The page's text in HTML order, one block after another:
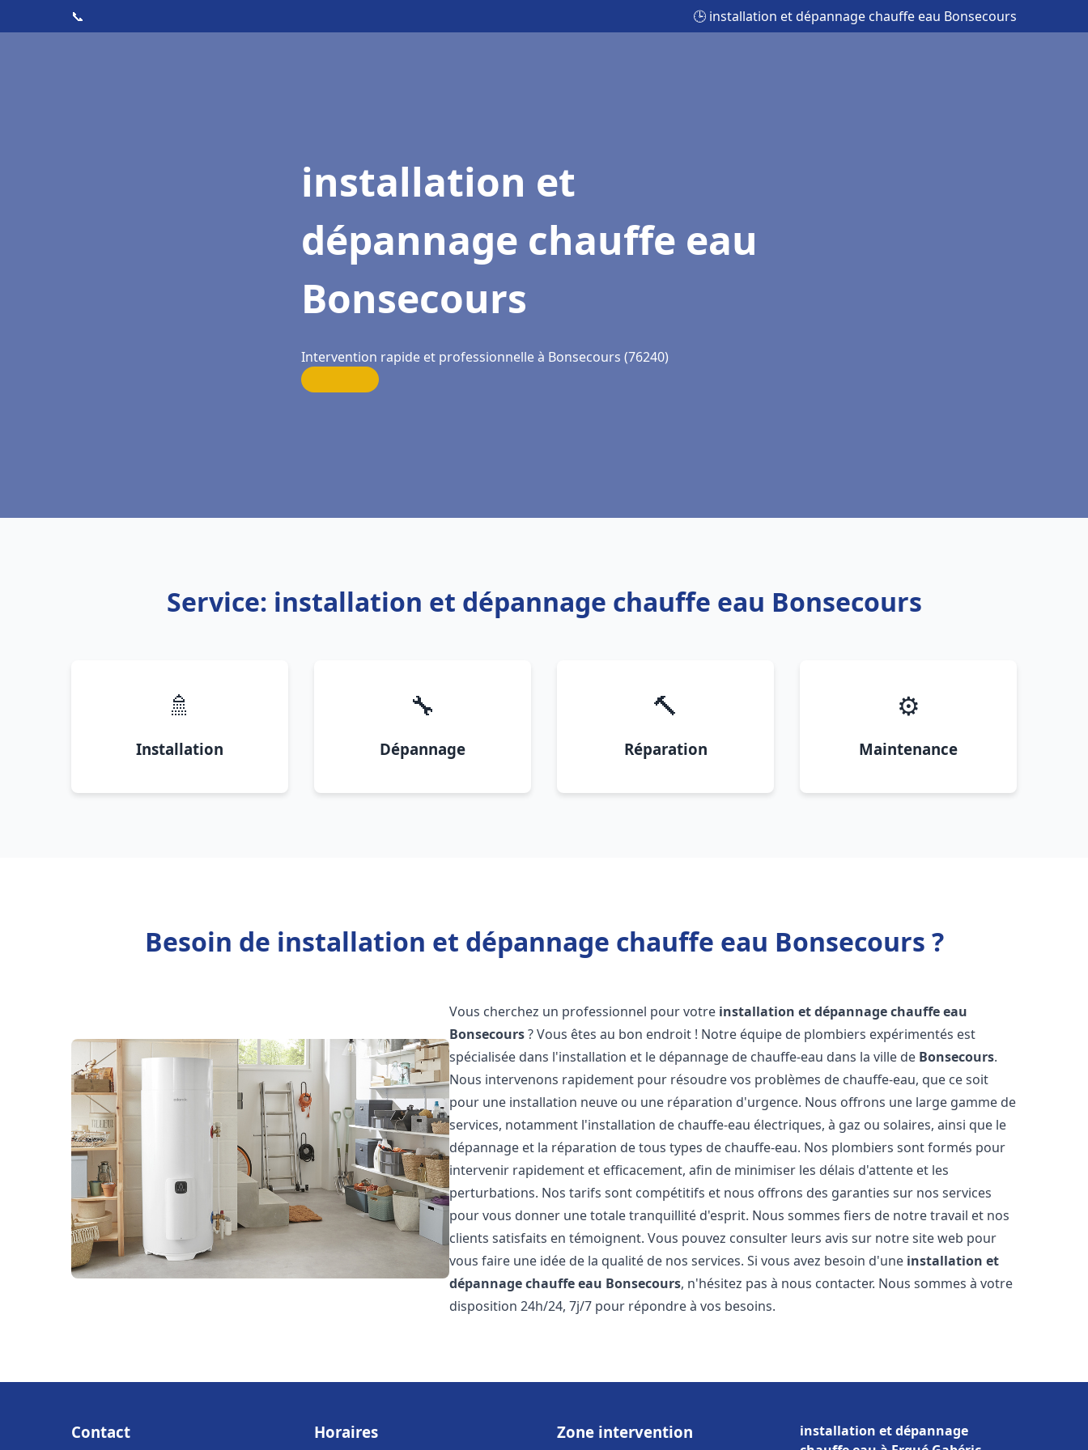
📞 🕒 installation et dépannage chauffe eau Bonsecours
installation et
dépannage chauffe eau
Bonsecours
Intervention rapide et professionnelle à Bonsecours (76240)
Service: installation et dépannage chauffe eau Bonsecours
🚿
Installation
🔧
Dépannage
🔨
Réparation
⚙️
Maintenance
Besoin de installation et dépannage chauffe eau Bonsecours ?
Vous cherchez un professionnel pour votre installation et dépannage chauffe eau
Bonsecours? Vous êtes au bon endroit ! Notre équipe de plombiers expérimentés est
spécialisée dans l'installation et le dépannage de chauffe-eau dans la ville de Bonsecours.
Nous intervenons rapidement pour résoudre vos problèmes de chauffe-eau, que ce soit
pour une installation neuve ou une réparation d'urgence. Nous offrons une large gamme de
services, notamment l'installation de chauffe-eau électriques, à gaz ou solaires, ainsi que le
dépannage et la réparation de tous types de chauffe-eau. Nos plombiers sont formés pour
intervenir rapidement et efficacement, afin de minimiser les délais d'attente et les
perturbations. Nos tarifs sont compétitifs et nous offrons des garanties sur nos services
pour vous donner une totale tranquillité d'esprit. Nous sommes fiers de notre travail et nos
clients satisfaits en témoignent. Vous pouvez consulter leurs avis sur notre site web pour
vous faire une idée de la qualité de nos services. Si vous avez besoin d'une installation et
dépannage chauffe eau Bonsecours, n'hésitez pas à nous contacter. Nous sommes à votre
disposition 24h/24, 7j/7 pour répondre à vos besoins.
Contact Horaires Zone intervention
installation et dépannage